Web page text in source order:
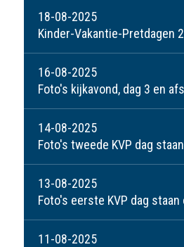
18-08-2025
Kinder-Vakantie-Pretdagen 2025; warm, creatief, maar
16-08-2025
Foto's kijkavond, dag 3 en
14-08-2025
Foto's tweede KVP dag
13-08-2025
Foto's eerste KVP dag staan
11-08-2025